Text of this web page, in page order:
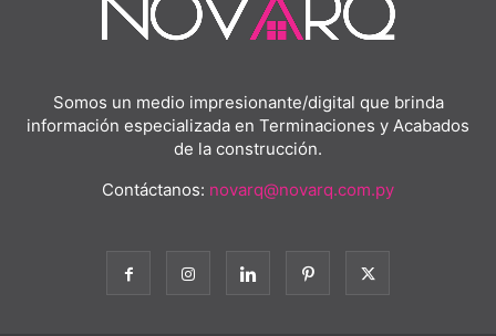
Somos un medio impresionante/digital que brinda
información especializada en Terminaciones y Acabados
de la construcción.
Contáctanos: novarq@novarq.com.py